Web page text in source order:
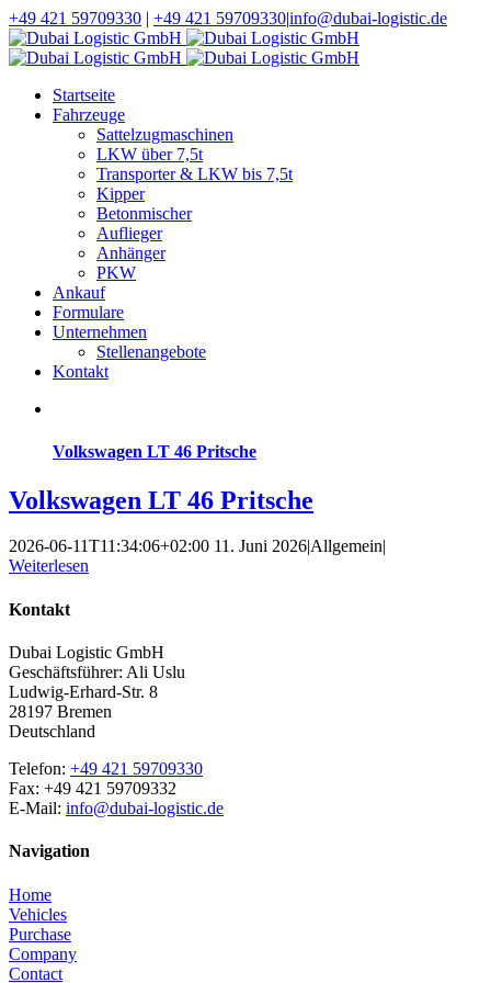
+49 421 59709330 | +49 421 59709330|info@dubai-logistic.de
Startseite
Fahrzeuge
Sattelzugmaschinen
LKW über 7,5t
Transporter & LKW bis 7,5t
Kipper
Betonmischer
Auflieger
Anhänger
PKW
Ankauf
Formulare
Unternehmen
Stellenangebote
Kontakt
Volkswagen LT 46 Pritsche
Volkswagen LT 46 Pritsche
2026-06-11T11:34:06+02:00 11. Juni 2026|Allgemein|
Weiterlesen
Kontakt
Dubai Logistic GmbH
Geschäftsführer: Ali Uslu
Ludwig-Erhard-Str. 8
28197 Bremen
Deutschland
Telefon: +49 421 59709330
Fax: +49 421 59709332
E-Mail: info@dubai-logistic.de
Navigation
Home
Vehicles
Purchase
Company
Contact